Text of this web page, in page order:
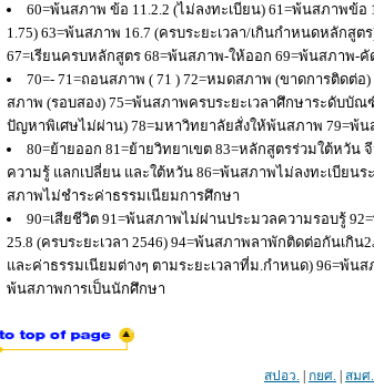
60=พ้นสภาพ ข้อ 11.2.2 (ไม่ลงทะเบียน) 61=พ้นสภาพข้
1.75) 63=พ้นสภาพ 16.7 (ครบระยะเวลา/เกินกำหนดหลักสู
67=เรียนครบหลักสูตร 68=พ้นสภาพ-ให้ออก 69=พ้นสภาพ-
70=- 71=ถอนสภาพ ( 71 ) 72=หมดสภาพ (ขาดการติดต่
สภาพ (รอบสอง) 75=พ้นสภาพครบระยะเวลาศึกษาระดับ
ปัญหาพิเศษไม่ผ่าน) 78=มหาวิทยาลัยสั่งให้พ้นสภาพ 79=พ้
80=ย้ายออก 81=ย้ายวิทยาเขต 83=หลักสูตรร่วมใต้หวั
ความรู้ แลกเปลี่ยน และใต้หวัน 86=พ้นสภาพไม่ลงทะเบีย
สภาพไม่ชำระค่าธรรมเนียมการศึกษา
90=เสียชีวิต 91=พ้นสภาพไม่ผ่านประมวลความรอบรู้
25.8 (ครบระยะเวลา 2546) 94=พ้นสภาพลาพักติดต่อกันเ
และค่าธรรมเนียมต่างๆ ตามระยะเวลาที่ม.กำหนด) 96=พ้
พ้นสภาพการเป็นนักศึกษา
สปอว. กยศ. สมศ.